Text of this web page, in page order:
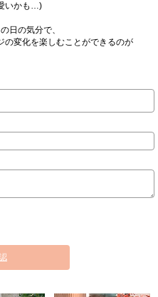
いかも…)
日の気分で、
の変化を楽しむことができるのが